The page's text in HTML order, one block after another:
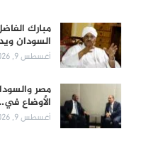
مبارك
السودان
أغسطس 9, 2026
مصر
الأوضاع
أغسطس 9, 2026